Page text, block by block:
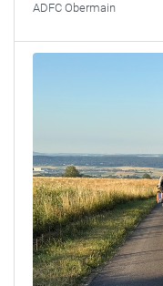
ADFC Obermain